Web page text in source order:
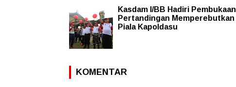
Kasdam I/BB Hadiri Pembukaan
Pertandingan Memperebutkan
Piala Kapoldasu
KOMENTAR